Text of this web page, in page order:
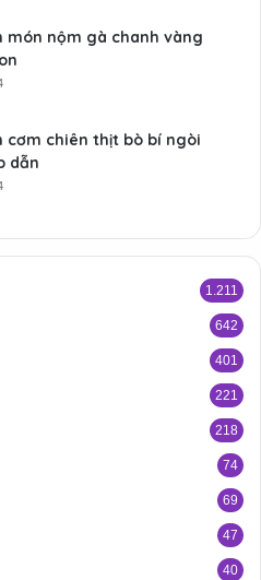
món nộm gà chanh vàng
cơm chiên thịt bò bí ngòi
dẫn
1.211
642
401
221
218
74
69
47
40